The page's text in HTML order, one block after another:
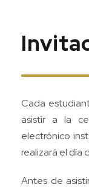
Cada
asistir a la
electrónico
realizará el día
Antes de